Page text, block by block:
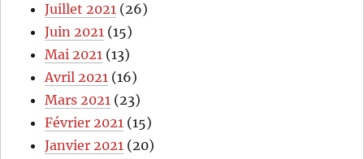
Juillet 2021 (26)
Juin 2021 (15)
Mai 2021 (13)
Avril 2021 (16)
Mars 2021 (23)
Février 2021 (15)
Janvier 2021 (20)